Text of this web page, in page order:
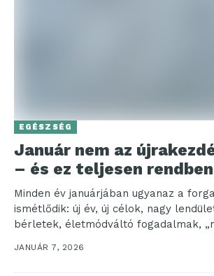
EGÉSZSÉG
Január nem az
– és ez teljesen
Minden év januárjában ugyanaz a
ismétlődik: új év, új célok, nagy
bérletek, életmódváltó fogadalmak,
minden más lesz” érzés....
JANUÁR 7, 2026